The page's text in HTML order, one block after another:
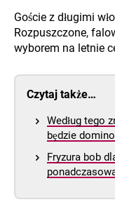
Goście z długimi
Rozpuszczone,
wyborem na letnie
Czytaj także…
Według tego
będzie
Fryzura bob